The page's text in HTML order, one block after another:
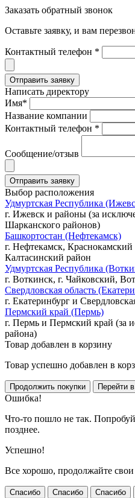
Заказать обратный звонок
Оставьте заявку, и вам
Контактный телефон *
Написать директору
Имя*
Название компании
Контактный телефон *
Сообщение/отзыв
Выбор расположения
Удмуртская Республика
г. Ижевск и районы (за
Шарканского районов)
Башкортостан (Нефтекамск)
г. Нефтекамск,
Калтасинский район
Удмуртская Республика
г. Воткинск, г. Чайковский,
Свердловская область
г. Екатеринбург и
Пермский край (Пермь)
г. Пермь и Пермский край (за
района)
Товар добавлен в корзину
Товар успешно добавлен в
Ошибка!
Что-то пошло не так.
позднее.
Успешно!
Все хорошо, продолжайте свои
Спасибо Спасибо Спасибо